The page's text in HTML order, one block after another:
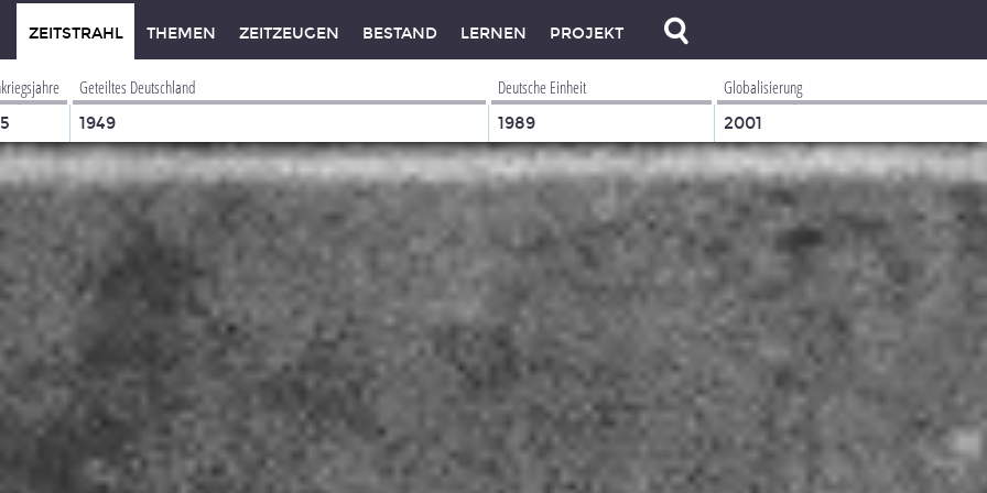
ZEITSTRAHL THEMEN ZEITZEUGEN BESTAND LERNEN PROJEKT
Geteiltes Deutschland
1949
Deutsche Einheit
1989
Globalisierung
2001